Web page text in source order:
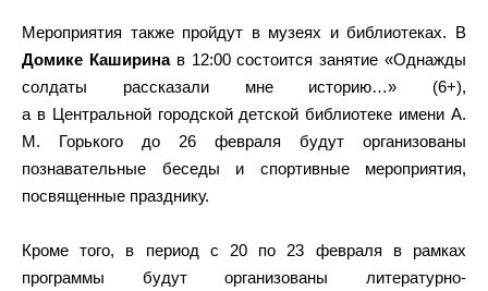
Мероприятия также пройдут в музеях и библиотеках. В
Домике Каширинав 12:00 состоится занятие «Однажды
солдаты рассказали мне историю…» (6+),
а в Центральной городской детской библиотеке имени А.
М. Горького до 26 февраля будут организованы
познавательные беседы и спортивные мероприятия,
посвященные празднику.
Кроме того, в период с 20 по 23 февраля в рамках
программы будут организованы литературно-